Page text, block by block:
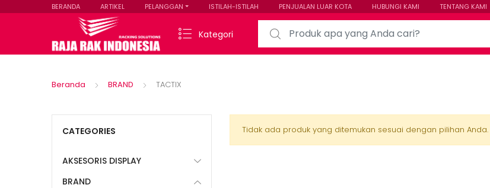
BERANDA ARTIKEL PELANGGAN ISTILAH-ISTILAH PENJUALAN LUAR KOTA HUBUNGI KAMI TENTANG KAMI
Kategori
Search for:
Beranda BRAND TACTIX
Tidak ada produk yang ditemukan sesuai dengan pilihan Anda.
CATEGORIES
AKSESORIS DISPLAY
BRAND